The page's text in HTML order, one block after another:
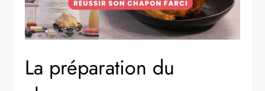
La préparation du